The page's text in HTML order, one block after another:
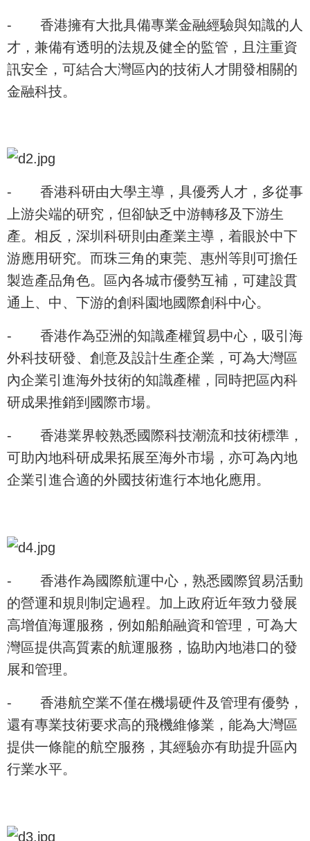
-
香港擁有大批具備專業金融經驗與知識的人
才，兼備有透明的法規及健全的監管，且注重資
訊安全，可結合大灣區內的技術人才開發相關的
金融科技。
-
香港科研由大學主導，具優秀人才，多從事
上游尖端的研究，但卻缺乏中游轉移及下游生
產。相反，深圳科研則由產業主導，着眼於中下
游應用研究。而珠三角的東莞、惠州等則可擔任
製造產品角色。區內各城市優勢互補，可建設貫
通上、中、下游的創科園地國際創科中心。
-
香港作為亞洲的知識產權貿易中心，吸引海
外科技研發、創意及設計生產企業，可為大灣區
內企業引進海外技術的知識產權，同時把區內科
研成果推銷到國際市場。
-
香港業界較熟悉國際科技潮流和技術標準，
可助內地科研成果拓展至海外市場，亦可為內地
企業引進合適的外國技術進行本地化應用。
-
香港作為國際航運中心，熟悉國際貿易活動
的營運和規則制定過程。加上政府近年致力發展
高增值海運服務，例如船舶融資和管理，可為大
灣區提供高質素的航運服務，協助內地港口的發
展和管理。
-
香港航空業不僅在機場硬件及管理有優勢，
還有專業技術要求高的飛機維修業，能為大灣區
提供一條龍的航空服務，其經驗亦有助提升區內
行業水平。